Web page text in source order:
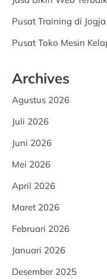
Pusat Training di Jogja
Pusat Toko Mesin
Archives
Agustus 2026
Juli 2026
Juni 2026
Mei 2026
April 2026
Maret 2026
Februari 2026
Januari 2026
Desember 2025